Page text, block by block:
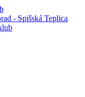
- Spišská Teplica